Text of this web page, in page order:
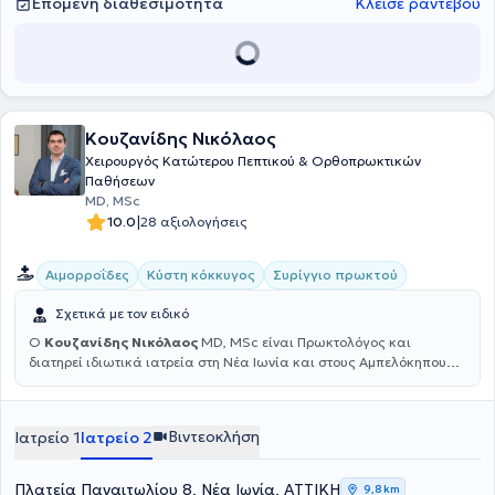
μέχρι και τη θεραπεία.
Κουζανίδης Νικόλαος
Χειρουργός Κατώτερου Πεπτικού & Ορθοπρωκτικών
Παθήσεων
MD, MSc
10.0|28 αξιολογήσεις
Αιμορροΐδες Κύστη κόκκυγος Συρίγγιο πρωκτού
Σχετικά με τον ειδικό
Ο Κουζανίδης Νικόλαος MD, MSc είναι Πρωκτολόγος και
διατηρεί ιδιωτικά ιατρεία στη Νέα Ιωνία και στους Αμπελόκηπους.
και έχει πραγματοποιήσει μεταπτυχιακές σπουδές στην ελάχιστα
τηλεχειρουργική στην Ιατρική Σχολή του Εθνικού και
Καποδιστριακού Πανεπιστημίου Αθηνών. Ο ιατρός αναλαμβάνει
λαπαροσκοπικές χολοκυστεκτομές, βουβωνοκήλες, ομφαλοκήλες
Ιατρείο 1Ιατρείο 2 Βιντεοκλήση
Πλατεία Παναιτωλίου 8, Νέα Ιωνία, ΑΤΤΙΚΗ 9,8 km